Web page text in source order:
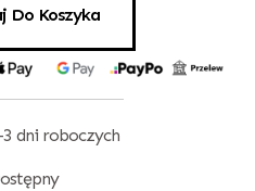
Do Koszyka
3 dni roboczych